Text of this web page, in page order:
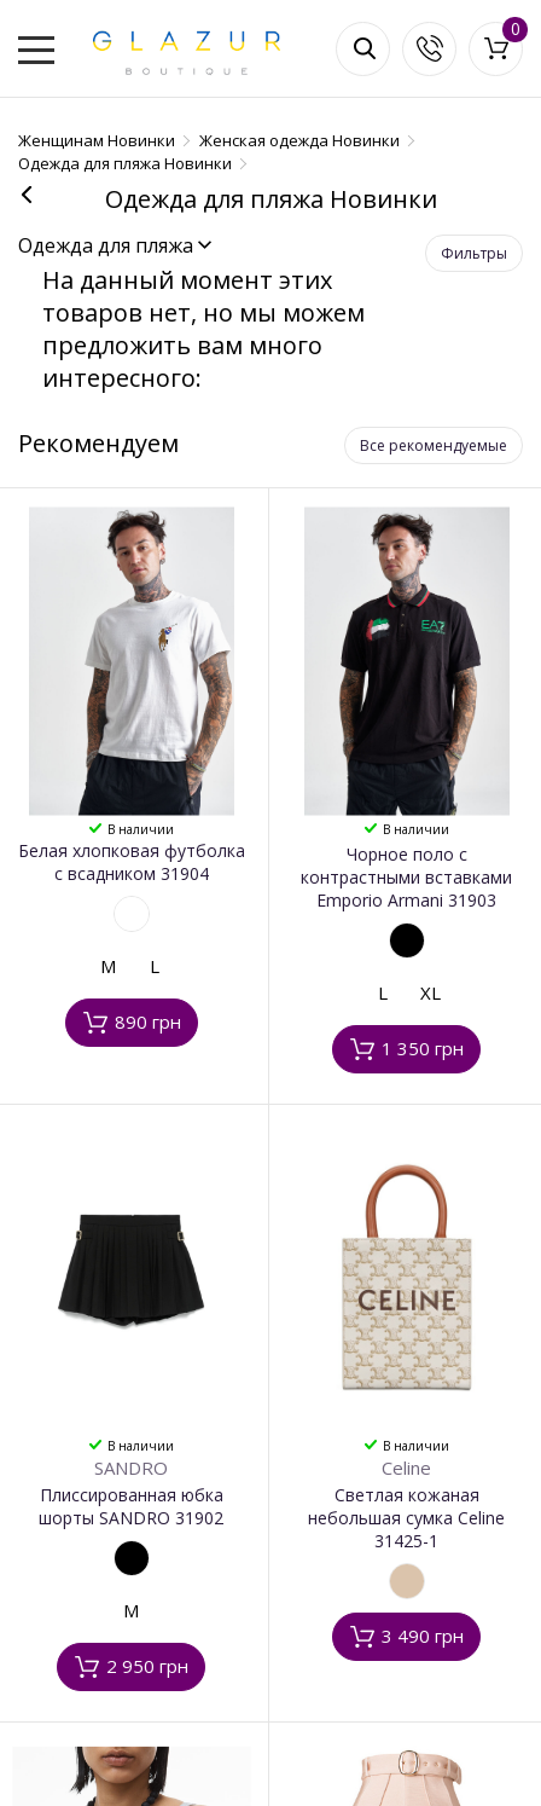
0
Женщинам Новинки
Женская одежда Новинки
Одежда для пляжа Новинки
Одежда для пляжа
Одежда для пляжа Новинки
Фильтры
На данный момент этих
товаров нет, но мы можем
предложить вам много
интересного:
Все рекомендуемые
Рекомендуем
В наличии
Белая хлопковая футболка
с всадником 31904
M L
890 грн
В наличии
Чорное поло с
контрастными вставками
Emporio Armani 31903
L XL
1 350 грн
В наличии
SANDRO
Плиссированная юбка
шорты SANDRO 31902
M
2 950 грн
В наличии
Celine
Светлая кожаная
небольшая сумка Celine
31425-1
3 490 грн